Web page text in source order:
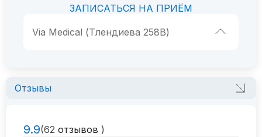
ЗАПИСАТЬСЯ НА ПРИЁМ
Via Medical (Тлендиева 258В)
Отзывы
9.9(62 отзывов )